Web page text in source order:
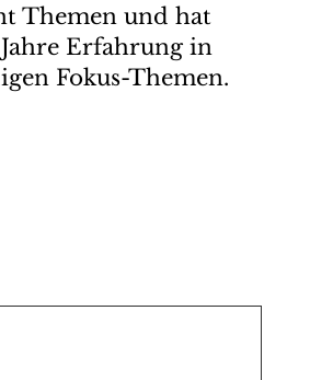
Themen und hat
Erfahrung in
Fokus-Themen.